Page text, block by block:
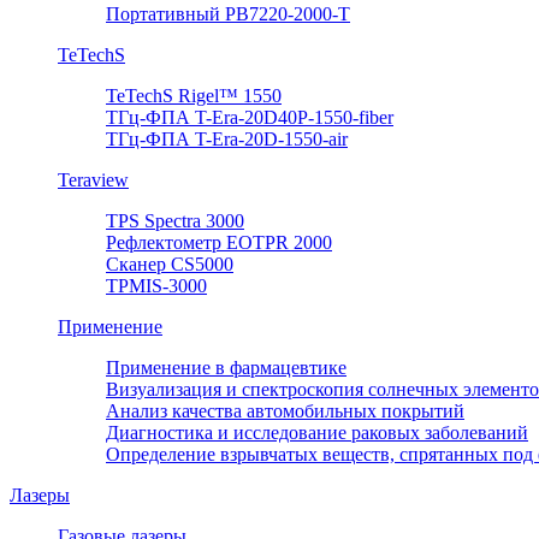
Портативный PB7220-2000-T
TeTechS
TeTechS Rigel™ 1550
ТГц-ФПА T-Era-20D40P-1550-fiber
ТГц-ФПА T-Era-20D-1550-air
Teraview
TPS Spectra 3000
Рефлектометр EOTPR 2000
Сканер CS5000
TPMIS-3000
Применение
Применение в фармацевтике
Визуализация и спектроскопия солнечных
Анализ качества автомобильных покрытий
Диагностика и исследование раковых заболеваний
Определение взрывчатых веществ, спрятанных под
Лазеры